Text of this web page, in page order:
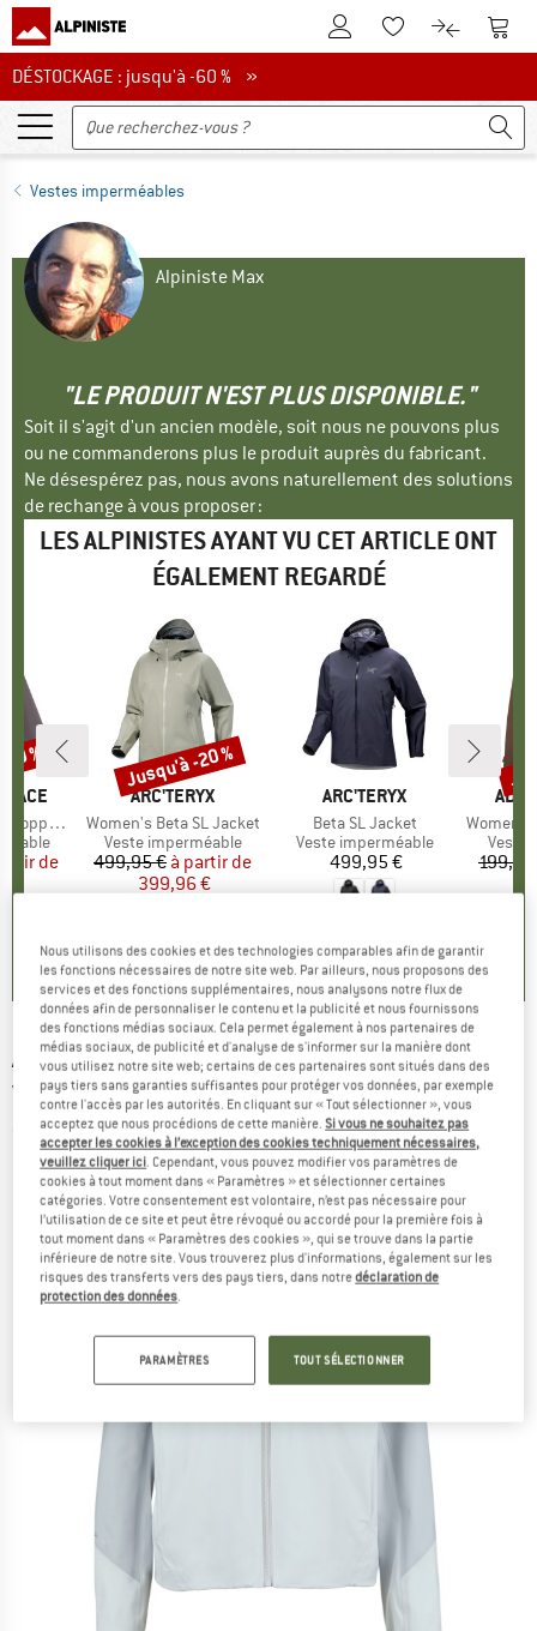
Vers le compte client
Vers la liste
Vers le
DÉSTOCKAGE : jusqu'à -60 %
DÉSTOCKAGE : jusqu'à -60 % »
Vestes imperméables
Alpiniste Max
"LE PRODUIT N'EST PLUS DISPONIBLE."
Soit il s'agit d'un ancien modèle, soit nous ne pouvons plus
ou ne commanderons plus le produit auprès du fabricant.
Ne désespérez pas, nous avons naturellement des solutions
de rechange à vous proposer :
LES ALPINISTES AYANT VU CET ARTICLE ONT
ÉGALEMENT REGARDÉ
FACE
Jacket
réduit
de
%
MARQUE
ARC'TERYX
Article
Women's Beta SL Jacket
Product group
Veste imperméable
Prix
499,95 € Prix réduit
à partir de
399,96 €
3,0(2)
Remise
Jusqu'à -20 %
MARQUE
ARC'TERYX
Article
Beta SL Jacket
Product group
Veste imperméable
Prix
499,95 €
Article
Women's Xploric
Veste
ARC'TERYX -Women's Coelle Shell Jacket -
Veste imperméable
(0)
Nous utilisons des cookies et des technologies comparables afin de garantir
les fonctions nécessaires de notre site web. Par ailleurs, nous proposons des
services et des fonctions supplémentaires, nous analysons notre flux de
données afin de personnaliser le contenu et la publicité et nous fournissons
des fonctions médias sociaux. Cela permet également à nos partenaires de
médias sociaux, de publicité et d'analyse de s'informer sur la manière dont
vous utilisez notre site web; certains de ces partenaires sont situés dans des
pays tiers sans garanties suffisantes pour protéger vos données, par exemple
contre l'accès par les autorités. En cliquant sur « Tout sélectionner », vous
acceptez que nous procédions de cette manière.Si vous ne souhaitez pas
accepter les cookies à l’exception des cookies techniquement nécessaires,
veuillez cliquer ici. Cependant, vous pouvez modifier vos paramètres de
cookies à tout moment dans « Paramètres » et sélectionner certaines
catégories. Votre consentement est volontaire, n’est pas nécessaire pour
l’utilisation de ce site et peut être révoqué ou accordé pour la première fois à
tout moment dans « Paramètres des cookies », qui se trouve dans la partie
inférieure de notre site. Vous trouverez plus d'informations, également sur les
risques des transferts vers des pays tiers, dans notredéclaration de
protection des données.
PARAMÈTRES TOUT SÉLECTIONNER